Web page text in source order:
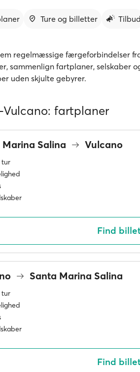
Ture og billetter Tilbud
regelmæssige færgeforbindelser
sammenlign fartplaner, selskaber
uden skjulte gebyrer.
Vulcano: fartplaner
Salina Vulcano
tur
Find
Santa Marina Salina
tur
Find